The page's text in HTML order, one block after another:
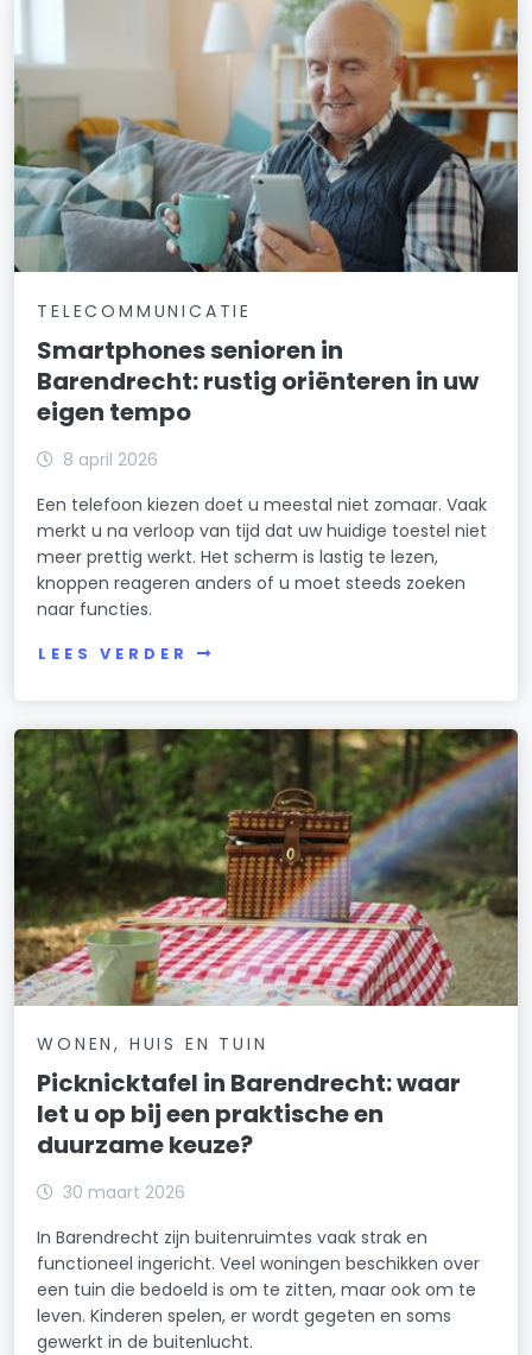
TELECOMMUNICATIE
Smartphones senioren in
Barendrecht: rustig oriënteren in uw
eigen tempo
8 april 2026
Een telefoon kiezen doet u meestal niet zomaar. Vaak
merkt u na verloop van tijd dat uw huidige toestel niet
meer prettig werkt. Het scherm is lastig te lezen,
knoppen reageren anders of u moet steeds zoeken
naar functies.
LEES VERDER
WONEN, HUIS EN TUIN
Picknicktafel in Barendrecht: waar
let u op bij een praktische en
duurzame keuze?
30 maart 2026
In Barendrecht zijn buitenruimtes vaak strak en
functioneel ingericht. Veel woningen beschikken over
een tuin die bedoeld is om te zitten, maar ook om te
leven. Kinderen spelen, er wordt gegeten en soms
gewerkt in de buitenlucht.